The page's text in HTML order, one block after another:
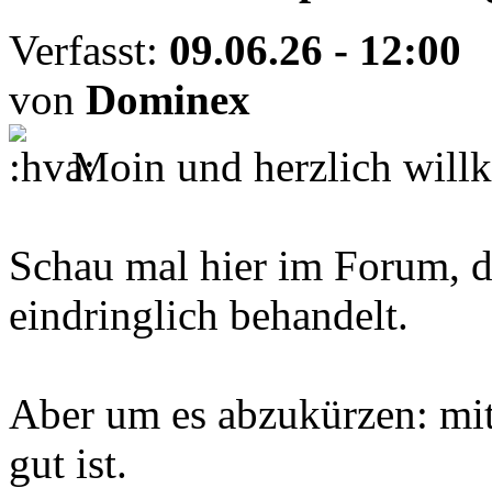
Verfasst: 09.06.26 - 12:00
von Dominex
Moin und herzlich
Schau mal hier im Forum,
eindringlich behandelt.
Aber um es abzukürzen:
gut ist.